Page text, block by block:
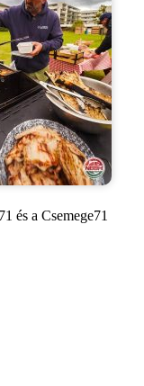
és a Csemege71